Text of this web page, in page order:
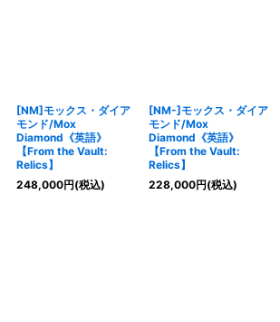
[NM]モックス・ダイア
モンド/Mox
Diamond《英語》
【From the Vault:
Relics】
248,000円(税込)
[NM-]モックス・ダイア
モンド/Mox
Diamond《英語》
【From the Vault:
Relics】
228,000円(税込)